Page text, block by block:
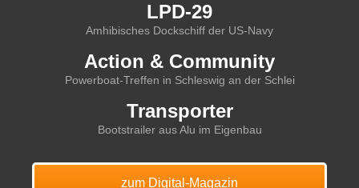
LPD-29
Amhibisches Dockschiff der US-Navy
Action & Community
Powerboat-Treffen in Schleswig an der Schlei
Transporter
Bootstrailer aus Alu im Eigenbau
zum Digital-Magazin